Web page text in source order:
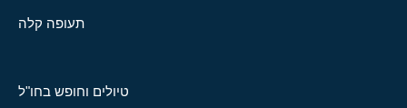
תעופה קלה
טיולים וחופש בחו"ל